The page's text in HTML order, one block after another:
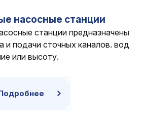
насосные станции
станции предназначены
и подачи сточных каналов. вод
или высоту.